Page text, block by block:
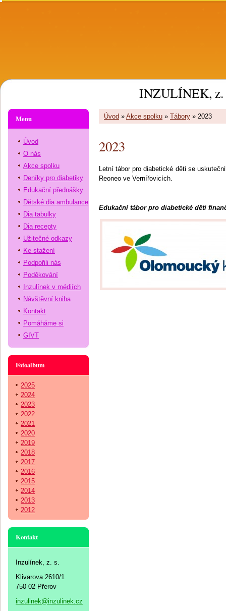
INZULÍNEK, z.
Úvod » Akce spolku » Tábory » 2023
2023
Letní tábor pro diabetické děti se
Reoneo ve Vernířovicích.
Edukační tábor pro diabetické děti
Menu
Úvod
O nás
Akce spolku
Deníky pro diabetiky
Edukační přednášky
Dětské dia ambulance
Dia tabulky
Dia recepty
Užitečné odkazy
Ke stažení
Podpořili nás
Poděkování
Inzulínek v médiích
Návštěvní kniha
Kontakt
Pomáháme si
GIVT
Fotoalbum
2025
2024
2023
2022
2021
2020
2019
2018
2017
2016
2015
2014
2013
2012
Kontakt
Inzulínek, z. s.
Klivarova 2610/1
750 02 Přerov
inzulinek@inzulinek.cz